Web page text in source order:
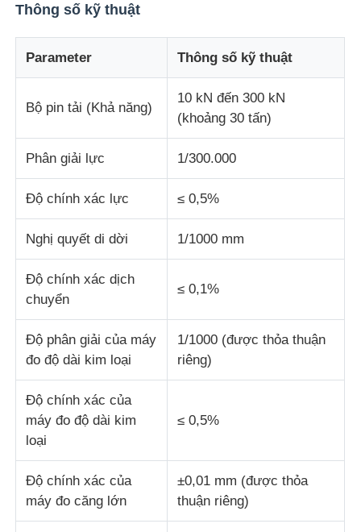
Thiết bị kiểm tra giày dép
Thiết bị thử nghiệm vật liệu xây dựng
Thiết bị thử nghiệm chất dán
máy kiểm tra vải
Bộ điều khiển nhiệt độ và độ ẩm
máy đo độ cứng
Thông số kỹ thuật
Parameter Thông số kỹ thuật
Bộ pin tải (Khả năng)
10 kN đến 300 kN
(khoảng 30 tấn)
Phân giải lực 1/300.000
Độ chính xác lực ≤ 0,5%
Nghị quyết di dời 1/1000 mm
Độ chính xác dịch
chuyển
≤ 0,1%
Độ phân giải của máy
đo độ dài kim loại
1/1000 (được thỏa thuận
riêng)
Độ chính xác của
máy đo độ dài kim
loại
≤ 0,5%
Độ chính xác của
máy đo căng lớn
±0,01 mm (được thỏa
thuận riêng)